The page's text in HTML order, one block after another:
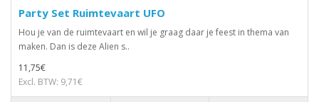
Party Set Ruimtevaart UFO
Hou je van de ruimtevaart en wil je graag daar je feest in thema van
maken. Dan is deze Alien s..
11,75€
Excl. BTW: 9,71€